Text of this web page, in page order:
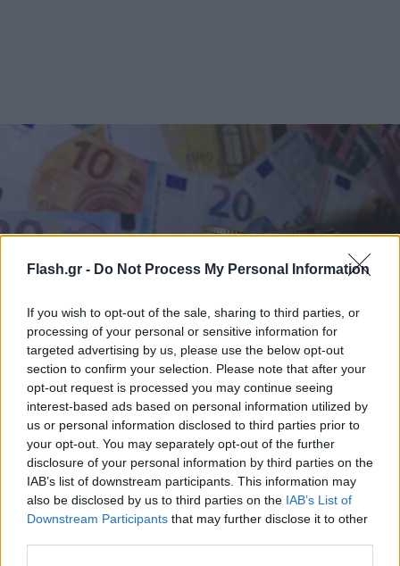
Flash.gr - Do Not Process My Personal Information
If you wish to opt-out of the sale, sharing to third parties, or
processing of your personal or sensitive information for
targeted advertising by us, please use the below opt-out
section to confirm your selection. Please note that after your
opt-out request is processed you may continue seeing
interest-based ads based on personal information utilized by
us or personal information disclosed to third parties prior to
your opt-out. You may separately opt-out of the further
disclosure of your personal information by third parties on the
IAB’s list of downstream participants. This information may
also be disclosed by us to third parties on the IAB’s List of
Downstream Participants that may further disclose it to other
Φωτό intime
Επίδομα προσωπικής διαφοράς 100-200 ευρώ
σε 750.000 συνταξιούχους